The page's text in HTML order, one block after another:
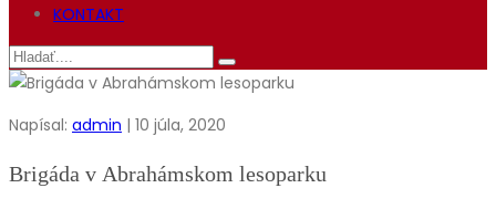
KONTAKT
Napísal: admin | 10 júla, 2020
Brigáda v Abrahámskom lesoparku